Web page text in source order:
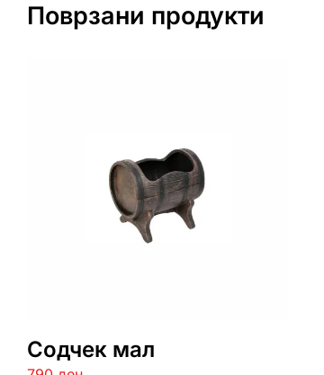
Поврзани продукти
Содчек мал